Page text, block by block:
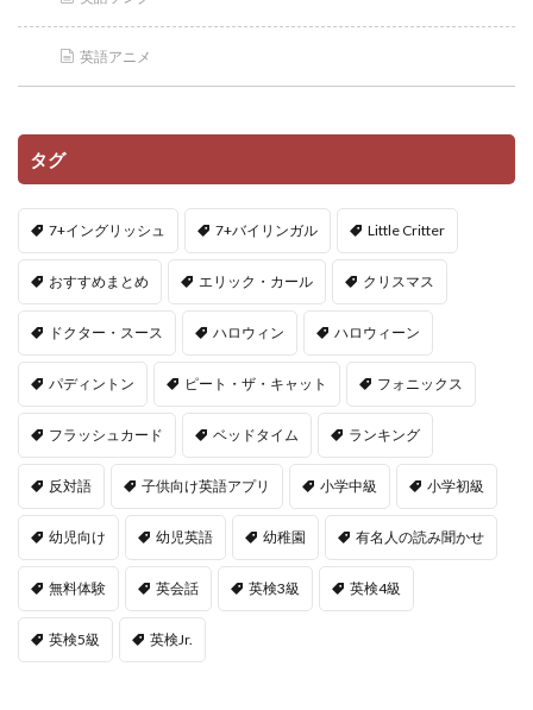
英語アニメ
タグ
7+イングリッシュ 7+バイリンガル Little Critter
おすすめまとめ エリック・カール クリスマス
ドクター・スース ハロウィン ハロウィーン
パディントン ピート・ザ・キャット フォニックス
フラッシュカード ベッドタイム ランキング
反対語 子供向け英語アプリ 小学中級 小学初級
幼児向け 幼児英語 幼稚園 有名人の読み聞かせ
無料体験 英会話 英検3級 英検4級
英検5級 英検Jr.